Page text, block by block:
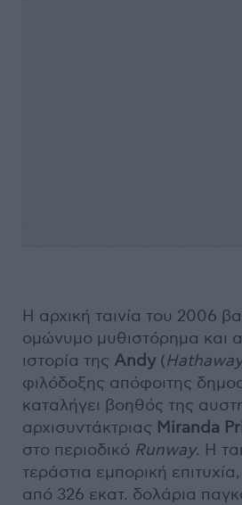
Η αρχική ταινία του 2006
ομώνυμο μυθιστόρημα και
ιστορία της Andy (Hathaway
φιλόδοξης απόφοιτης
καταλήγει βοηθός της
αρχισυντάκτριας Miranda
στο περιοδικό Runway. Η
τεράστια εμπορική
από 326 εκατ. δολάρια